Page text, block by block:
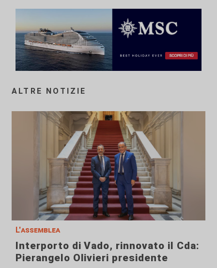
ALTRE NOTIZIE
L'assemblea
Interporto di Vado, rinnovato il Cda:
Pierangelo Olivieri presidente